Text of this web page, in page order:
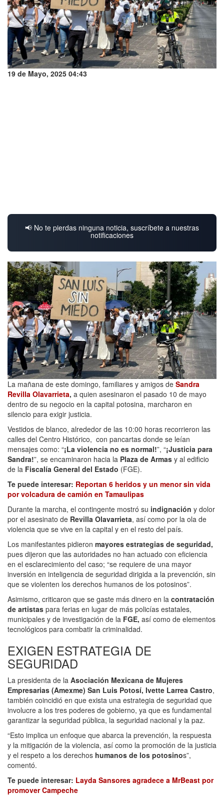
19 de Mayo, 2025 04:43
📢 No te pierdas ninguna noticia, suscríbete a nuestras
notificaciones
La mañana de este domingo, familiares y amigos de Sandra
Revilla Olavarrieta, a quien asesinaron el pasado 10 de mayo
dentro de su negocio en la capital potosina, marcharon en
silencio para exigir justicia.
Vestidos de blanco, alrededor de las 10:00 horas recorrieron las
calles del Centro Histórico, con pancartas donde se leían
mensajes como: “¡La violencia no es normal!”, “¡Justicia para
Sandra!”, se encaminaron hacia la Plaza de Armas y al edificio
de la Fiscalía General del Estado (FGE).
Te puede interesar: Reportan 6 heridos y un menor sin vida
por volcadura de camión en Tamaulipas
Durante la marcha, el contingente mostró su indignación y dolor
por el asesinato de Revilla Olavarrieta, así como por la ola de
violencia que se vive en la capital y en el resto del país.
Los manifestantes pidieron mayores estrategias de seguridad,
pues dijeron que las autoridades no han actuado con eficiencia
en el esclarecimiento del caso; “se requiere de una mayor
inversión en inteligencia de seguridad dirigida a la prevención, sin
que se violenten los derechos humanos de los potosinos”.
Asimismo, criticaron que se gaste más dinero en la contratación
de artistas para ferias en lugar de más policías estatales,
municipales y de investigación de la FGE, así como de elementos
tecnológicos para combatir la criminalidad.
EXIGEN ESTRATEGIA DE
SEGURIDAD
La presidenta de la Asociación Mexicana de Mujeres
Empresarias (Amexme) San Luis Potosí, Ivette Larrea Castro,
también coincidió en que exista una estrategia de seguridad que
involucre a los tres poderes de gobierno, ya que es fundamental
garantizar la seguridad pública, la seguridad nacional y la paz.
“Esto implica un enfoque que abarca la prevención, la respuesta
y la mitigación de la violencia, así como la promoción de la justicia
y el respeto a los derechos humanos de los potosinos”,
comentó.
Te puede interesar: Layda Sansores agradece a MrBeast por
promover Campeche